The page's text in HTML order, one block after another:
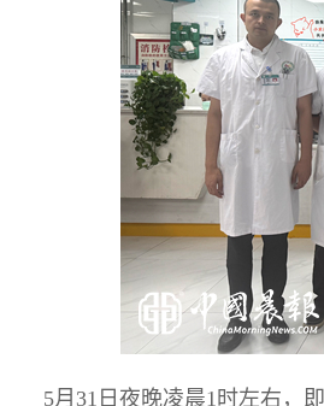
5月31日夜晚凌晨1时左右，